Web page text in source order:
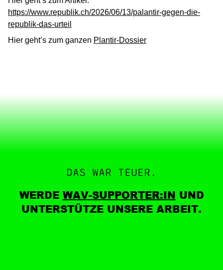
https://www.republik.ch/2026/06/13/palantir-gegen-die-
republik-das-urteil
Hier geht’s zum ganzen Plantir-Dossier
DAS WAR TEUER.
WERDE WAV-SUPPORTER:IN UND
UNTERSTÜTZE UNSERE ARBEIT.